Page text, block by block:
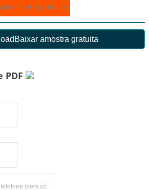
amostra gratuita
Baixar amostra gratuita
PDF